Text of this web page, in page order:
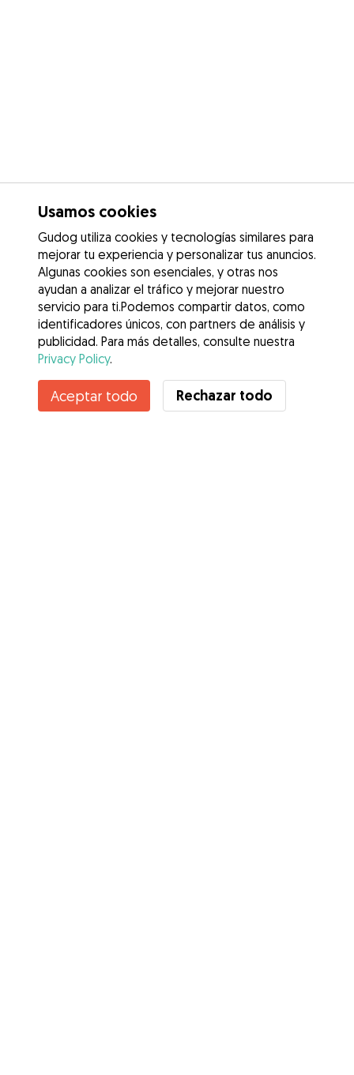
Usamos cookies
Gudog utiliza cookies y tecnologías similares para
mejorar tu experiencia y personalizar tus anuncios.
Algunas cookies son esenciales, y otras nos
ayudan a analizar el tráfico y mejorar nuestro
servicio para ti.Podemos compartir datos, como
identificadores únicos, con partners de análisis y
publicidad. Para más detalles, consulte nuestra
Privacy Policy.
Aceptar todo Rechazar todo